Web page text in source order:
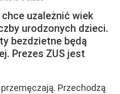
uzależnić wiek
urodzonych dzieci.
bezdzietne będą
Prezes ZUS jest
Przechodzą